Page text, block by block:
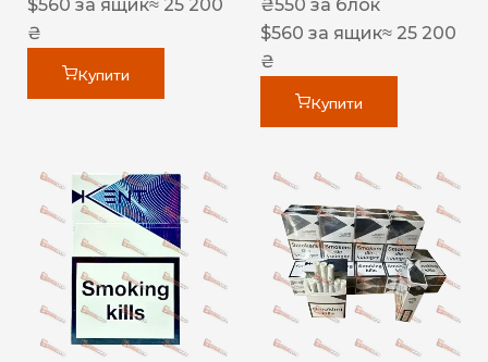
$560 за ящик≈ 25 200
₴
Купити
₴550 за блок
$560 за ящик≈ 25 200
₴
Купити